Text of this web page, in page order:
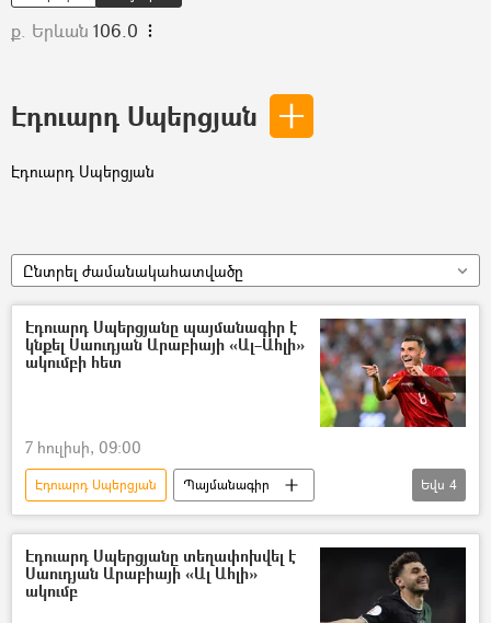
ք. Երևան 106.0
Էդուարդ Սպերցյան
Էդուարդ Սպերցյան
Ընտրել ժամանակահատվածը
Էդուարդ Սպերցյանը պայմանագիր է
կնքել Սաուդյան Արաբիայի «Ալ–Ահլի»
ակումբի հետ
7 հուլիսի, 09:00
Էդուարդ Սպերցյան
Պայմանագիր
ֆուտբոլ
ֆուտբոլիստ
Կրասնոդար
«Ալ–Ահլի» ֆուտբոլային ակումբ
Եվս 4
Էդուարդ Սպերցյանը տեղափոխվել է
Սաուդյան Արաբիայի «Ալ Ահլի»
ակումբ